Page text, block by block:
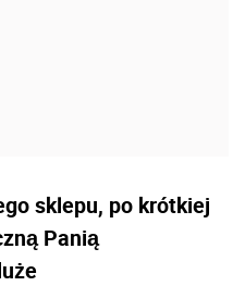
sklepu, po krótkiej
Panią